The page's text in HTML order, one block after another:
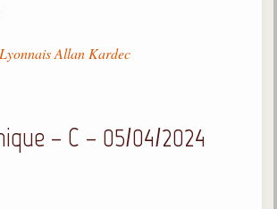
Allan Kardec
– C – 05/04/2024